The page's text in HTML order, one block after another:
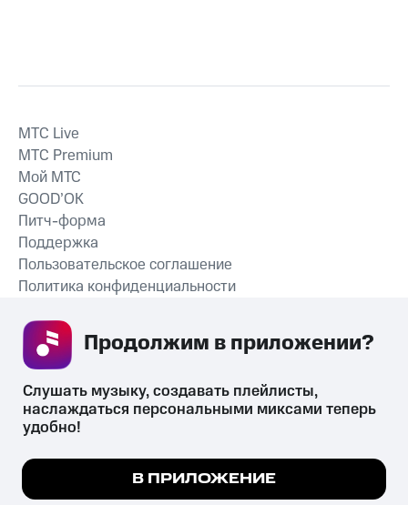
СКАЧАТЬ ПРИЛОЖЕНИЕ
MTС Live
MTС Premium
Мой МТС
GOOD’OK
Питч-форма
Поддержка
Пользовательское соглашение
Политика конфиденциальности
психотропных веществ, их аналогов причиняет вред здоровью,
их незаконный оборот запрещён и влечёт установленную
законодательством ответственность.
Мы используем куки, чтобы на сайте все
Подробнее
Слушать музыку, создавать плейлисты,
наслаждаться персональными миксами теперь
удобно!
В ПРИЛОЖЕНИЕ